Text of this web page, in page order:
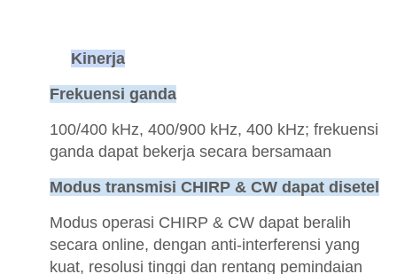
Kinerja
Frekuensi ganda
100/400 kHz, 400/900 kHz, 400 kHz; frekuensi
ganda dapat bekerja secara bersamaan
Modus transmisi CHIRP & CW dapat disetel
Modus operasi CHIRP & CW dapat beralih
secara online, dengan anti-interferensi yang
kuat, resolusi tinggi dan rentang pemindaian